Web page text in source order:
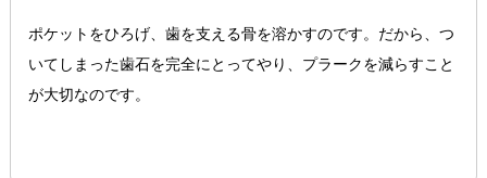
ポケットをひろげ、歯を支える骨を溶かすのです。だから、つ
いてしまった歯石を完全にとってやり、プラークを減らすこと
が大切なのです。